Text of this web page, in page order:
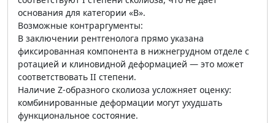
основания для категории «В».
Возможные контраргументы:
В заключении рентгенолога прямо указана
фиксированная компонента в нижнегрудном отделе с
ротацией и клиновидной деформацией — это может
соответствовать II степени.
Наличие Z-образного сколиоза усложняет оценку:
комбинированные деформации могут ухудшать
функциональное состояние.